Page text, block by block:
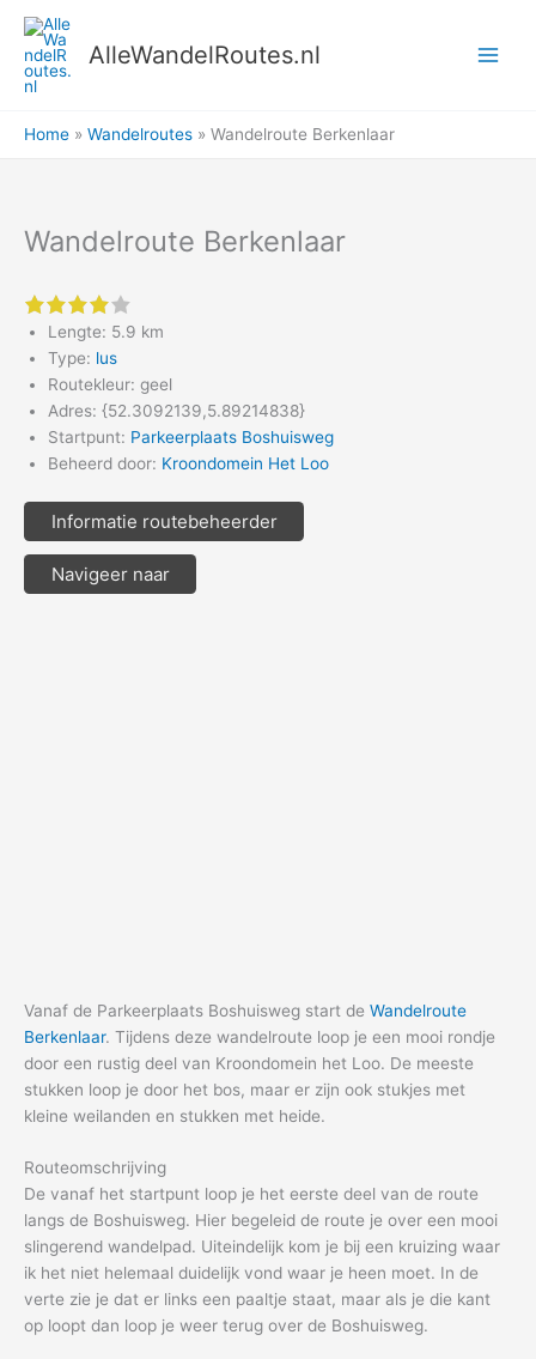
naar
inhoud
AlleWandelRoutes.nl
Home Wandelroutes Wandelroute Berkenlaar
Wandelroute Berkenlaar
Lengte: 5.9 km
Type: lus
Routekleur: geel
Adres: {52.3092139,5.89214838}
Startpunt: Parkeerplaats Boshuisweg
Beheerd door: Kroondomein Het Loo
Informatie routebeheerder
Navigeer naar
Vanaf de Parkeerplaats Boshuisweg start de Wandelroute
Berkenlaar. Tijdens deze wandelroute loop je een mooi rondje
door een rustig deel van Kroondomein het Loo. De meeste
stukken loop je door het bos, maar er zijn ook stukjes met
kleine weilanden en stukken met heide.
Routeomschrijving
De vanaf het startpunt loop je het eerste deel van de route
langs de Boshuisweg. Hier begeleid de route je over een mooi
slingerend wandelpad. Uiteindelijk kom je bij een kruizing waar
ik het niet helemaal duidelijk vond waar je heen moet. In de
verte zie je dat er links een paaltje staat, maar als je die kant
op loopt dan loop je weer terug over de Boshuisweg.